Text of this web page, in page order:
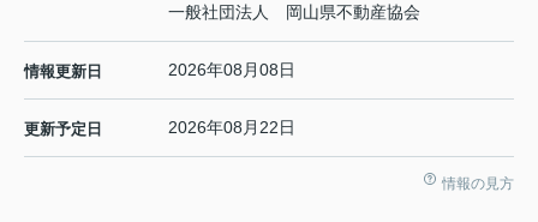
一般社団法人 岡山県不動産協会
情報更新日 2026年08月08日
更新予定日 2026年08月22日
情報の見方